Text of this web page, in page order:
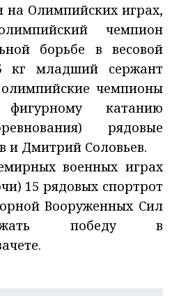
на Олимпийских играх,
чемпион
борьбе в весовой
кг младший сержант
чемпионы
катанию
рядовые
и Дмитрий Соловьев.
военных играх
15 рядовых спортрот
Вооруженных Сил
победу в